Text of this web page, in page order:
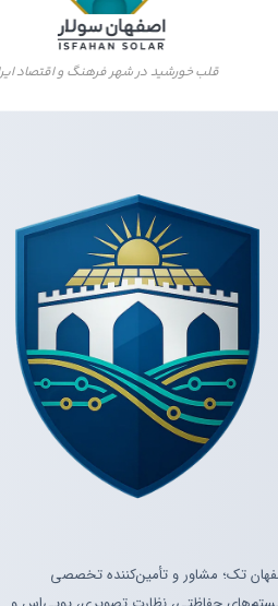
قلب خورشید در شهر فرهنگ و اقتصاد
تک؛ مشاور و تأمین‌کننده تخصصی